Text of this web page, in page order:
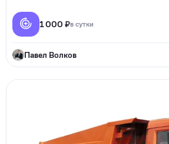
1 000 ₽в сутки
Павел Волков